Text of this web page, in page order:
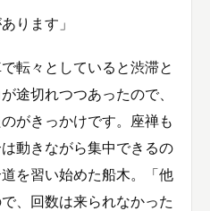
ります」
転々としていると渋滞と
途切れつつあったので、
がきっかけです。座禅も
動きながら集中できるの
を習い始めた船木。「他
、回数は来られなかった